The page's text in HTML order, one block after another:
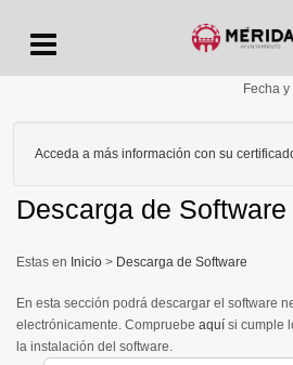
Fecha
Acceda a más información con su
Inicio > Descarga de Software
Descarga de Software
En esta sección podrá descargar el software
electrónicamente. Compruebe aquí si cumple
la instalación del software.